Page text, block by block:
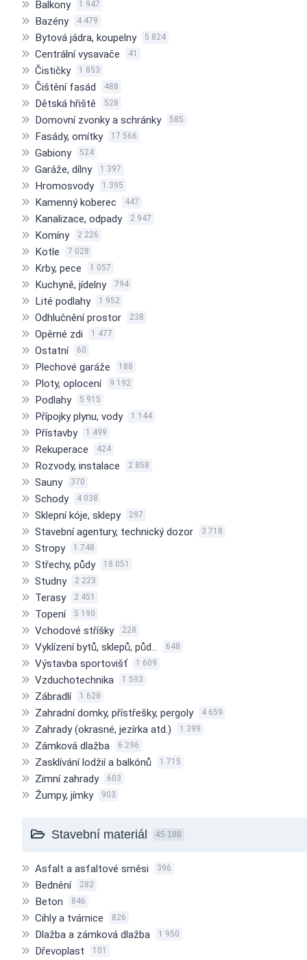
Balkony 1 947
Bazény 4 479
Bytová jádra, koupelny 5 824
Centrální vysavače 41
Čističky 1 853
Čištění fasád 488
Dětská hřiště 528
Domovní zvonky a schránky 585
Fasády, omítky 17 566
Gabiony 524
Garáže, dílny 1 397
Hromosvody 1 395
Kamenný koberec 447
Kanalizace, odpady 2 947
Komíny 2 226
Kotle 7 028
Krby, pece 1 057
Kuchyně, jídelny 794
Lité podlahy 1 952
Odhlučnění prostor 238
Opěrné zdi 1 477
Ostatní 60
Plechové garáže 188
Ploty, oplocení 9 192
Podlahy 5 915
Přípojky plynu, vody 1 144
Přístavby 1 499
Rekuperace 424
Rozvody, instalace 2 858
Sauny 370
Schody 4 038
Sklepní kóje, sklepy 297
Stavební agentury, technický dozor 3 718
Stropy 1 748
Střechy, půdy 18 051
Studny 2 223
Terasy 2 451
Topení 5 190
Vchodové stříšky 228
Vyklízení bytů, sklepů, půd… 648
Výstavba sportovišť 1 609
Vzduchotechnika 1 593
Zábradlí 1 628
Zahradní domky, přístřešky, pergoly 4 659
Zahrady (okrasné, jezírka atd.) 1 399
Zámková dlažba 6 296
Zasklívání lodžií a balkónů 1 715
Zimní zahrady 603
Žumpy, jímky 903
Stavební materiál 45 188
Asfalt a asfaltové směsi 396
Bednění 282
Beton 846
Cihly a tvárnice 826
Dlažba a zámková dlažba 1 950
Dřevoplast 101